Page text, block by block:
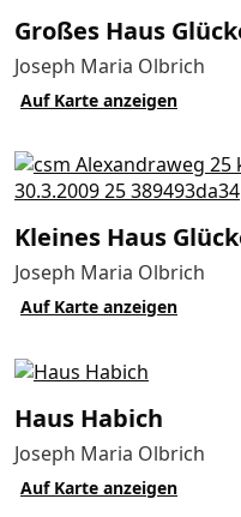
Großes Haus
Joseph Maria Olbrich
Auf Karte anzeigen
Kleines Haus
Joseph Maria Olbrich
Auf Karte anzeigen
Haus Habich
Joseph Maria Olbrich
Auf Karte anzeigen